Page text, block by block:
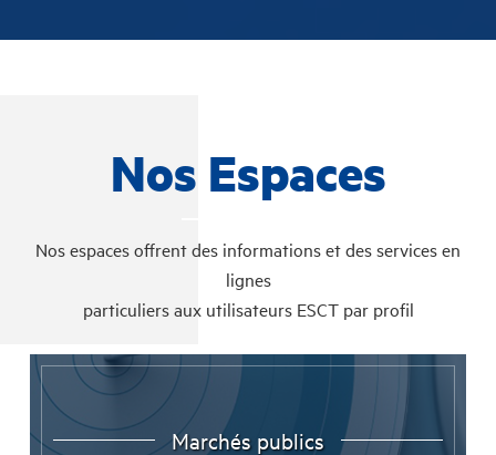
Nos Espaces
Nos espaces offrent des informations et des services en
lignes
particuliers aux utilisateurs ESCT par profil
Marchés publics